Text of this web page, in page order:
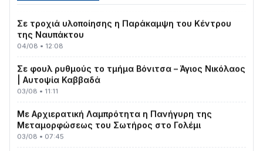
της Ναυπάκτου
04/08 • 12:08
| Αυτοψία Καββαδά
03/08 • 11:11
Μεταμορφώσεως του Σωτήρος στο Γολέμι
03/08 • 07:45